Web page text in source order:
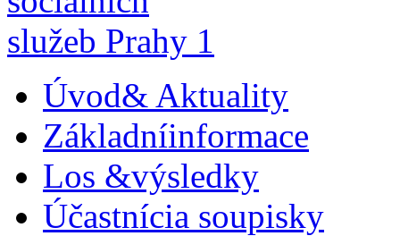
Úvod& Aktuality
Základníinformace
Los &výsledky
Účastnícia soupisky